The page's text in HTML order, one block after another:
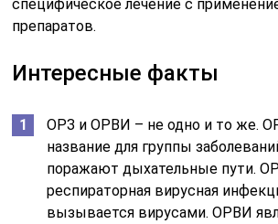
специфическое лечение с
препаратов.
Интересные факты
ОРЗ и ОРВИ – не одно и то же.
название для группы
поражают дыхательные пути.
респираторная вирусная
вызывается вирусами. ОРВИ